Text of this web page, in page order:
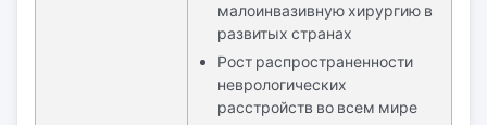
малоинвазивную хирургию в
развитых странах
Рост распространенности
неврологических
расстройств во всем мире